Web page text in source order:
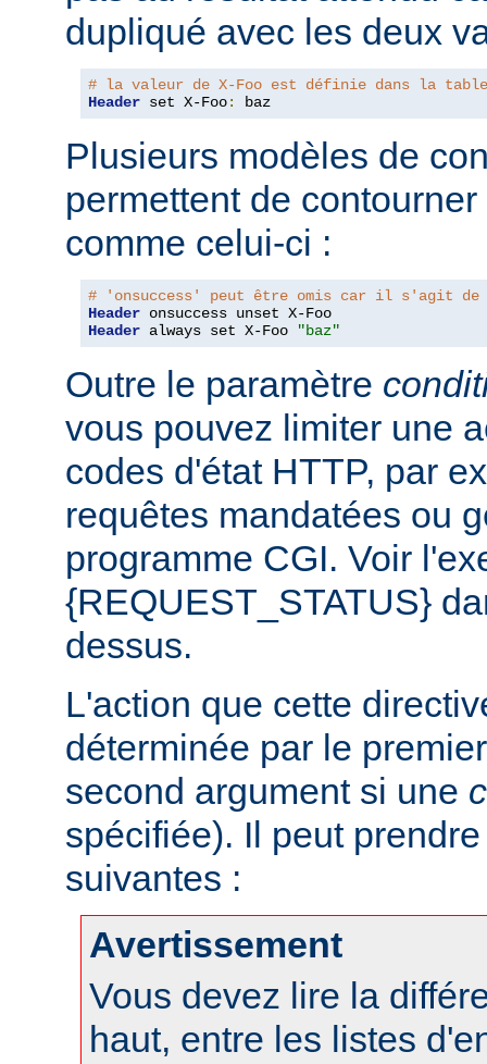
dupliqué avec les deux
# la valeur de X-Foo est définie dans la
Header set X-Foo: baz
Plusieurs modèles de
permettent de
comme celui-ci :
# 'onsuccess' peut être omis car il s'agit de
Header
Header always set X-Foo "baz"
Outre le paramètre
vous pouvez limiter une
codes d'état HTTP, par
requêtes mandatées ou
programme CGI. Voir
{REQUEST_STATUS}
dessus.
L'action que cette
déterminée par le
second argument si une
spécifiée). Il peut
suivantes :
Avertissement
Vous devez lire la
haut, entre les listes